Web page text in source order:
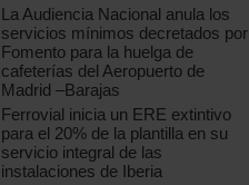
La Audiencia Nacional anula los
servicios mínimos decretados por
Fomento para la huelga de
cafeterías del Aeropuerto de
Madrid –Barajas
Ferrovial inicia un ERE extintivo
para el 20% de la plantilla en su
servicio integral de las
instalaciones de Iberia